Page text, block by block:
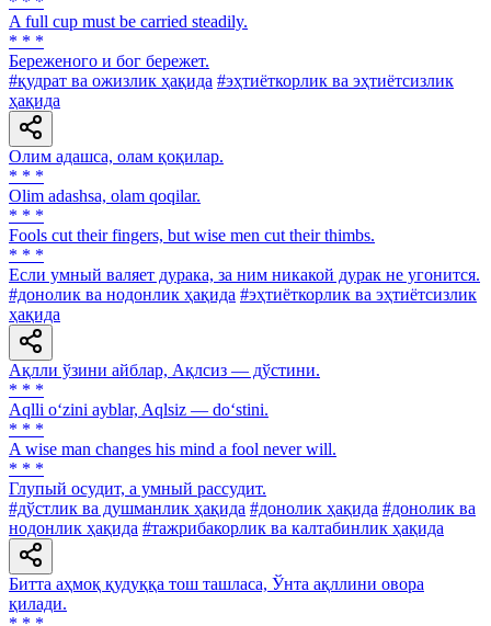
A full cuр must be carried steadily.
* * *
Береженого и бог бережет.
#қудрат ва ожизлик ҳақида #эҳтиёткорлик ва эҳтиётсизлик
ҳақида
Олим адашса, олам қоқилар.
* * *
Olim adashsa, olam qoqilar.
* * *
Fools cut their fingers, but wise men cut their thimbs.
* * *
Если умный валяет дурака, за ним никакой дурак не угонится.
#донолик ва нодонлик ҳақида #эҳтиёткорлик ва эҳтиётсизлик
ҳақида
Ақлли ўзини айблар, Ақлсиз — дўстини.
* * *
Aqlli o‘zini ayblar, Aqlsiz — do‘stini.
* * *
A wise man changes his mind a fool never will.
* * *
Глупый осудит, a умный рассудит.
#дўстлик ва душманлик ҳақида #донолик ҳақида #донолик ва
нодонлик ҳақида #тажрибакорлик ва калтабинлик ҳақида
Битта аҳмоқ қудуққа тош ташласа, Ўнта ақллини овора
қилади.